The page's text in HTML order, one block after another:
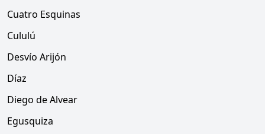
Cuatro Esquinas
Cululú
Desvío Arijón
Díaz
Diego de Alvear
Egusquiza